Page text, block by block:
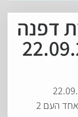
דפנה
ראשון 22.09.24
אחד העם 2